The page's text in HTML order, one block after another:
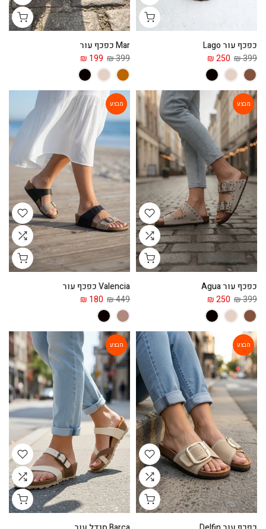
כפכף עור Lago
399 ₪
250 ₪
Mar כפכף עור
399 ₪
199 ₪
מבצע
כפכף עור Agua
399 ₪
250 ₪
מבצע
Valencia כפכף עור
449 ₪
180 ₪
מבצע מבצע